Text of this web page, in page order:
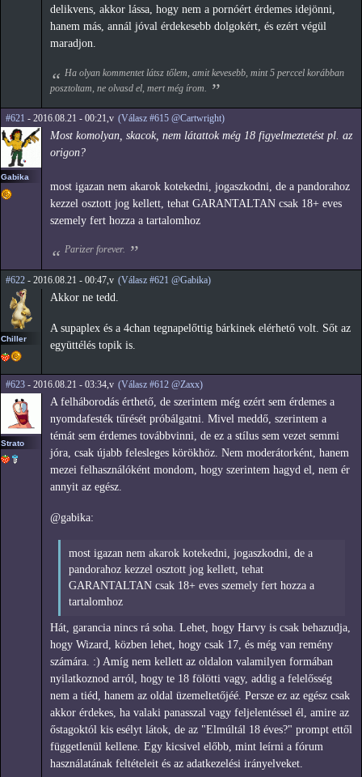
delikvens, akkor lássa, hogy nem a pornóért érdemes idejönni,
hanem más, annál jóval érdekesebb dolgokért, és ezért végül
maradjon.
Ha olyan kommentet látsz tőlem, amit kevesebb, mint 5 perccel korábban
posztoltam, ne olvasd el, mert még írom.
#621 - 2016.08.21 - 00:21,v (Válasz #615 @Cartwright)
Gabika
Most komolyan, skacok, nem látattok még 18 figyelmeztetést pl. az
origon?
most igazan nem akarok kotekedni, jogaszkodni, de a pandorahoz
kezzel osztott jog kellett, tehat GARANTALTAN csak 18+ eves
szemely fert hozza a tartalomhoz
Parizer forever.
#622 - 2016.08.21 - 00:47,v (Válasz #621 @Gabika)
Chiller
Akkor ne tedd.
A supaplex és a 4chan tegnapelőttig bárkinek elérhető volt. Sőt az
együttélés topik is.
#623 - 2016.08.21 - 03:34,v (Válasz #612 @Zaxx)
Strato
A felháborodás érthető, de szerintem még ezért sem érdemes a
nyomdafesték tűrését próbálgatni. Mivel meddő, szerintem a
témát sem érdemes továbbvinni, de ez a stílus sem vezet semmi
jóra, csak újabb felesleges körökhöz. Nem moderátorként, hanem
mezei felhasználóként mondom, hogy szerintem hagyd el, nem ér
annyit az egész.
@gabika:
most igazan nem akarok kotekedni, jogaszkodni, de a
pandorahoz kezzel osztott jog kellett, tehat
GARANTALTAN csak 18+ eves szemely fert hozza a
tartalomhoz
Hát, garancia nincs rá soha. Lehet, hogy Harvy is csak behazudja,
hogy Wizard, közben lehet, hogy csak 17, és még van remény
számára. :) Amíg nem kellett az oldalon valamilyen formában
nyilatkoznod arról, hogy te 18 fölötti vagy, addig a felelősség
nem a tiéd, hanem az oldal üzemeltetőjéé. Persze ez az egész csak
akkor érdekes, ha valaki panasszal vagy feljelentéssel él, amire az
őstagoktól kis esélyt látok, de az "Elmúltál 18 éves?" prompt ettől
függetlenül kellene. Egy kicsivel előbb, mint leírni a fórum
használatának feltételeit és az adatkezelési irányelveket.